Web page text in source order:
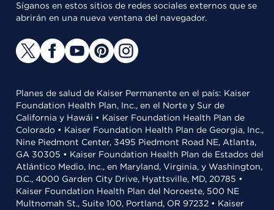
Síganos en estos sitios de redes sociales externos que se
abrirán en una nueva ventana del navegador.
Planes de salud de Kaiser Permanente en el país: Kaiser
Foundation Health Plan, Inc., en el Norte y Sur de
California y Hawái • Kaiser Foundation Health Plan de
Colorado • Kaiser Foundation Health Plan de Georgia, Inc.,
Nine Piedmont Center, 3495 Piedmont Road NE, Atlanta,
GA 30305 • Kaiser Foundation Health Plan de Estados del
Atlántico Medio, Inc., en Maryland, Virginia, y Washington,
D.C., 4000 Garden City Drive, Hyattsville, MD, 20785 •
Kaiser Foundation Health Plan del Noroeste, 500 NE
Multnomah St., Suite 100, Portland, OR 97232 • Kaiser